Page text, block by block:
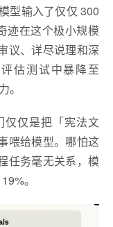
型输入了仅仅 300
迹在这个极小规模
议、详尽说理和深
估测试中暴降至
。
仅仅是把「宪法文
喂给模型。哪怕这
任务毫无关系，模
。